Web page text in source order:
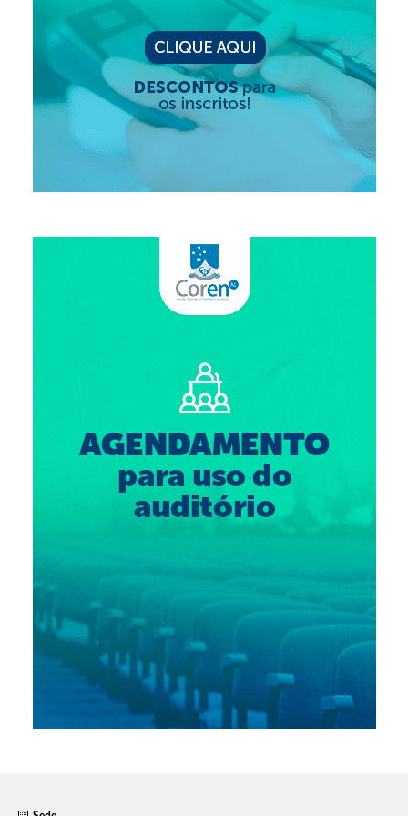
Editais e licitação
Eleições
Fiscalização
Responsabilidade Técnica
Legislações
Decisões
Desagravo Público
Suspensão do Exercício Profissional
Para Você
Procedimento para registro
Clube de Vantagens
Valores dos serviços
Reserva de auditório
Notícias
Ouvidoria
Contatos